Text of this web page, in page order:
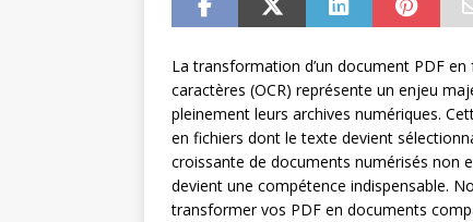
La transformation d’un document PDF
caractères (OCR) représente un enjeu
pleinement leurs archives numériques.
en fichiers dont le texte devient
croissante de documents numérisés non
devient une compétence indispensable.
transformer vos PDF en documents